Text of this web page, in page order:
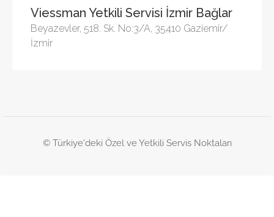
Viessman Yetkili Servisi İzmir Bağlar
Beyazevler, 518. Sk. No:3/A, 35410 Gaziemir/
İzmir
© Türkiye'deki Özel ve Yetkili Servis Noktaları